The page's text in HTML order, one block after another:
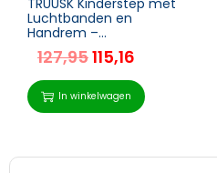
TRUUSK Kinderstep met
Luchtbanden en
Handrem –
Opvouwbaar –
Waterdicht – Vanaf 5
Jaar – 16 Inch – Wit –
139 x 58 x 90-96 cm
127,95115,16
In winkelwagen